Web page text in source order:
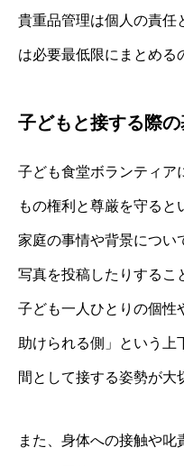
貴重品管理は個人の責任
は必要最低限にまとめる
子どもと接する際
子ども食堂ボランティア
もの権利と尊厳を守ると
家庭の事情や背景につい
写真を投稿したりするこ
子ども一人ひとりの個性
助けられる側」という上
間として接する姿勢が大
また、身体への接触や